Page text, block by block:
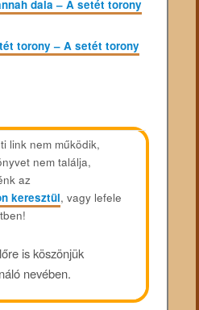
dala – A setét torony
torony – A setét torony
link nem működik,
nem találja,
az
keresztül, vagy lefele
is köszönjük
nevében.